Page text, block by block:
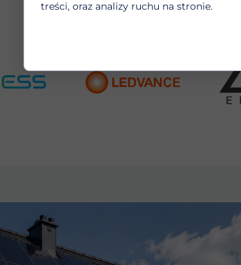
treści, oraz analizy ruchu na stronie.